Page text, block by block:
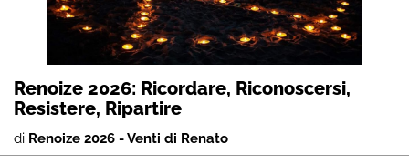
Renoize 2026: Ricordare, Riconoscersi,
Resistere, Ripartire
di Renoize 2026 - Venti di Renato